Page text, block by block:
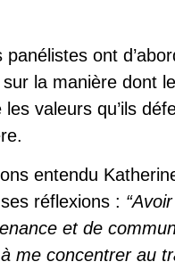
panélistes ont
la manière dont
les valeurs qu’ils
entendu
réflexions :
et de
à me concentrer au